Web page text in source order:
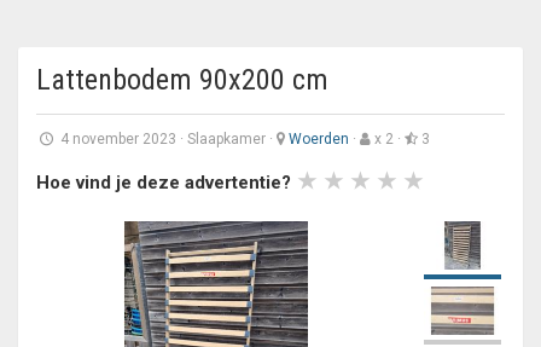
Lattenbodem 90x200 cm
4 november 2023 · Slaapkamer· Woerden · x 2 · 3
Hoe vind je deze advertentie?